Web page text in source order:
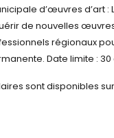
d’œuvres d’art :
de nouvelles
régionaux
Date limite : 30
sont disponibles